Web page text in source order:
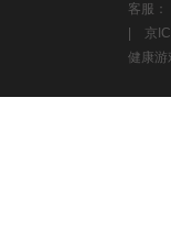
客服
京
健康游